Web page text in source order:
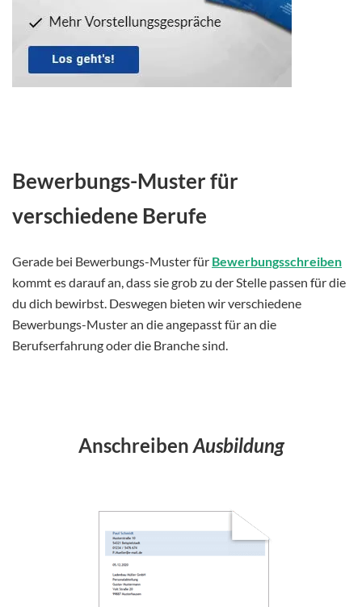
Bewerbungs-Muster für
verschiedene Berufe
Gerade bei Bewerbungs-Muster für Bewerbungsschreiben
kommt es darauf an, dass sie grob zu der Stelle passen für die
du dich bewirbst. Deswegen bieten wir verschiedene
Bewerbungs-Muster an die angepasst für an die
Berufserfahrung oder die Branche sind.
Anschreiben Ausbildung